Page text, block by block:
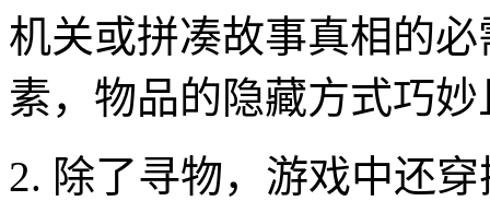
机关或拼凑故事真相的
素，物品的隐藏方式巧
2. 除了寻物，游戏中还